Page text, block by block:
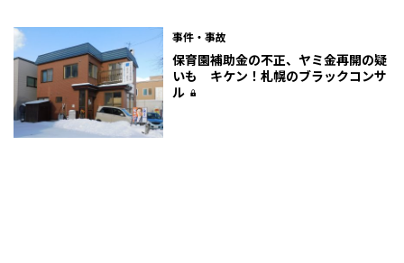
事件・事故
保育園補助金の不正、ヤミ金再開の疑
いも キケン！札幌のブラックコンサ
ル